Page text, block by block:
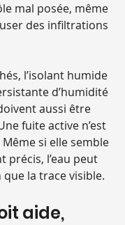
mal posée, même
des infiltrations
l’isolant humide
d’humidité
aussi être
fuite active n’est
si elle semble
précis, l’eau peut
la trace visible.
aide,